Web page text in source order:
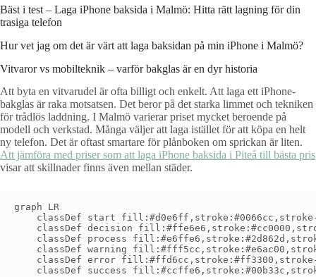
Bäst i test – Laga iPhone baksida i Malmö: Hitta rätt lagning för din
trasiga telefon
Hur vet jag om det är värt att laga baksidan på min iPhone i Malmö?
Vitvaror vs mobilteknik – varför bakglas är en dyr historia
Att byta en vitvarudel är ofta billigt och enkelt. Att laga ett iPhone-
bakglas är raka motsatsen. Det beror på det starka limmet och tekniken
för trådlös laddning. I Malmö varierar priset mycket beroende på
modell och verkstad. Många väljer att laga istället för att köpa en helt
ny telefon. Det är oftast smartare för plånboken om sprickan är liten.
Att jämföra med priser som att laga iPhone baksida i Piteå till bästa pris
visar att skillnader finns även mellan städer.
graph LR
classDef start
classDef decision
classDef process
classDef warning
classDef error
classDef success